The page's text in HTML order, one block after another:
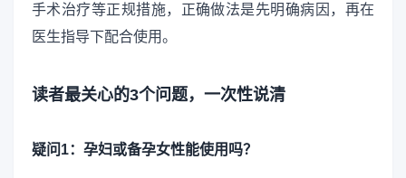
手术治疗等正规措施，正确做法是先明确病因，再在
医生指导下配合使用。
读者最关心的3个问题，一次性说清
疑问1：孕妇或备孕女性能使用吗？